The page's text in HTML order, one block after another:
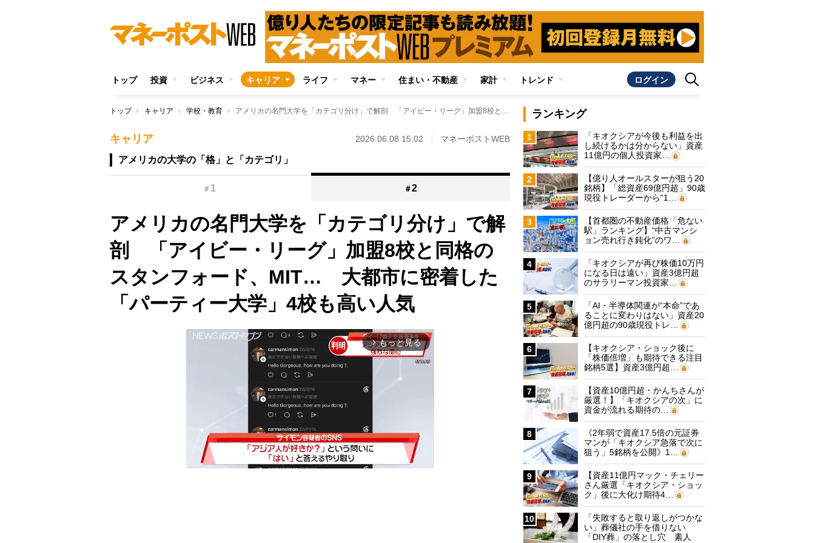
トップ 投資 ビジネス キャリア ライフ マネー 住まい・不動産 家計 トレンド ログイン
トップ キャリア 学校・教育 アメリカの名門大学を「カテゴリ分け」で解剖 「アイビー・リーグ」加盟8校と同格のスタンフォード、MIT… 大都市に密着した「パーティー大学」4校も高い人気
キャリア 2026.06.08 15:02 マネーポストWEB
アメリカの大学の「格」と「カテゴリ」
＃ 1 ＃2
アメリカの名門大学を「カテゴリ分け」で解
剖 「アイビー・リーグ」加盟8校と同格の
スタンフォード、MIT… 大都市に密着した
「パーティー大学」4校も高い人気
arrow_forward_ios もっと見る
ランキング
1
「キオクシアが今後も利益を出
し続けるかは分からない」資産
11億円の個人投資家…
2
【億り人オールスターが狙う20
銘柄】「総資産69億円超」90歳
現役トレーダーから“1…
3
【首都圏の不動産価格「危ない
駅」ランキング】“中古マンシ
ョン売れ行き鈍化”のワ…
4
「キオクシアが再び株価10万円
になる日は遠い」資産3億円超
のサラリーマン投資家…
5
「AI・半導体関連が“本命”であ
ることに変わりはない」資産20
億円超の90歳現役トレ…
6
【キオクシア・ショック後に
「株価倍増」も期待できる注目
銘柄5選】資産3億円超…
7
【資産10億円超・かんちさんが
厳選！】「キオクシアの次」に
資金が流れる期待の…
8
《2年弱で資産17.5倍の元証券
マンが「キオクシア急落で次に
狙う」5銘柄を公開》1…
9
【資産11億円マック・チェリー
さん厳選「キオクシア・ショッ
ク」後に大化け期待4…
10
「失敗すると取り返しがつかな
い」葬儀社の手を借りない
「DIY葬」の落とし穴 素人